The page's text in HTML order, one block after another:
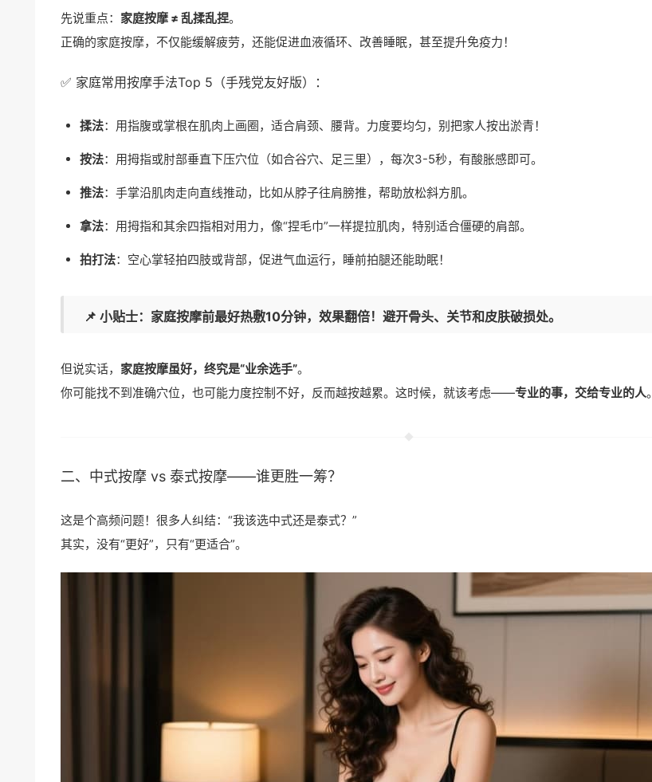
先说重点： 家庭按摩 ≠ 乱揉乱捏。
正确的家庭按摩，不仅能缓解疲劳，还能促进血液循环、改善睡眠，甚至提升免疫力！
✅ 家庭常用按摩手法Top 5（手残党友好版）：
揉法：用指腹或掌根在肌肉上画圈，适合肩颈、腰背。力度要均匀，别把家人按出淤青！
按法：用拇指或肘部垂直下压穴位（如合谷穴、足三里），每次3-5秒，有酸胀感即可。
推法：手掌沿肌肉走向直线推动，比如从脖子往肩膀推，帮助放松斜方肌。
拿法：用拇指和其余四指相对用力，像“捏毛巾”一样提拉肌肉，特别适合僵硬的肩部。
拍打法：空心掌轻拍四肢或背部，促进气血运行，睡前拍腿还能助眠！
📌 小贴士：家庭按摩前最好热敷10分钟，效果翻倍！避开骨头、关节和皮肤破损处。
但说实话， 家庭按摩虽好，终究是“业余选手”。
你可能找不到准确穴位，也可能力度控制不好，反而越按越累。这时候，就该考虑——专业的事，交给专业的人。
二、中式按摩 vs 泰式按摩——谁更胜一筹？
这是个高频问题！很多人纠结：“我该选中式还是泰式？”
其实，没有“更好”，只有“更适合”。